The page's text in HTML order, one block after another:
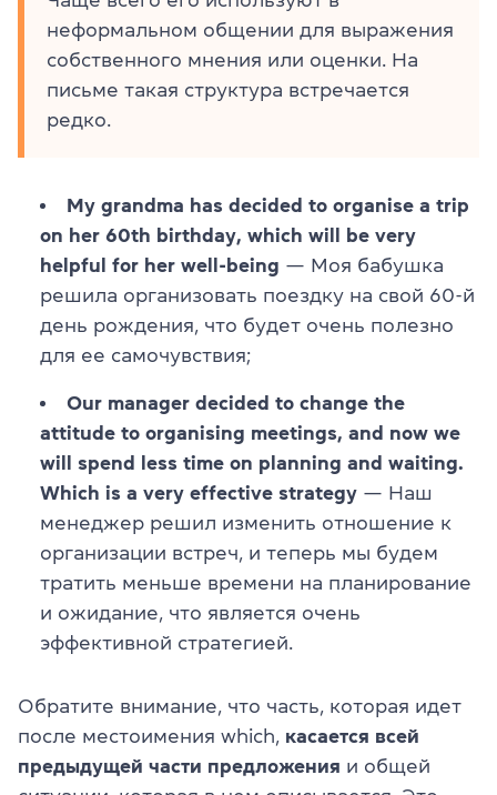
неформальном общении для выражения
собственного мнения или оценки. На
письме такая структура встречается
редко.
My grandma has decided to organise a trip
on her 60th birthday, which will be very
helpful for her well-being — Моя бабушка
решила организовать поездку на свой 60-й
день рождения, что будет очень полезно
для ее самочувствия;
Our manager decided to change the
attitude to organising meetings, and now we
will spend less time on planning and waiting.
Which is a very effective strategy — Наш
менеджер решил изменить отношение к
организации встреч, и теперь мы будем
тратить меньше времени на планирование
и ожидание, что является очень
эффективной стратегией.
Обратите внимание, что часть, которая идет
после местоимения which, касается всей
предыдущей части предложения и общей